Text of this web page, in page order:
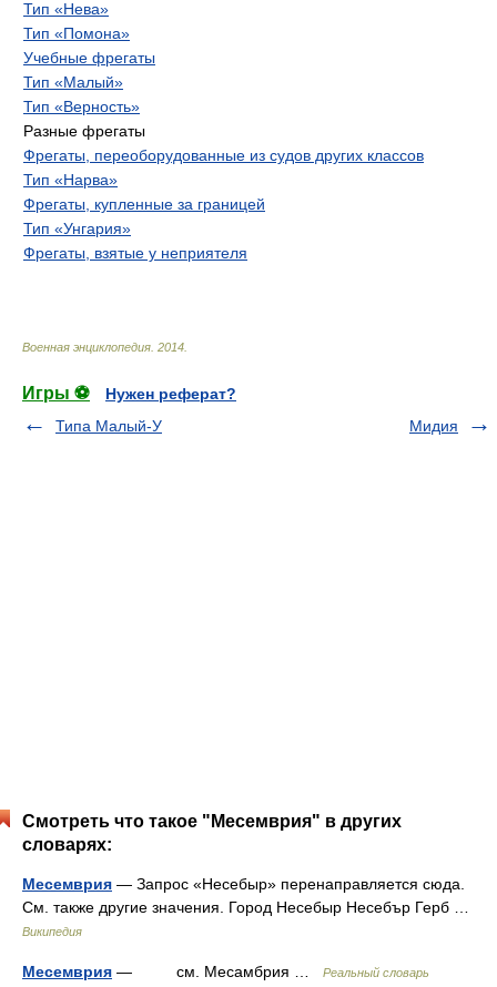
Тип «Нева»
Тип «Помона»
Учебные фрегаты
Тип «Малый»
Тип «Верность»
Разные фрегаты
Фрегаты, переоборудованные из судов других классов
Тип «Нарва»
Фрегаты, купленные за границей
Тип «Унгария»
Фрегаты, взятые у неприятеля
Военная энциклопедия 2014
Игры ⚽
Нужен реферат?
Типа Малый-У
Мидия
Смотреть что такое "Месемврия" в других
словарях:
Месемврия — Запрос «Несебыр» перенаправляется сюда.
Cм. также другие значения. Город Несебыр Несебър Герб …
Википедия
Месемврия — см. Месамбрия …
Реальный словарь